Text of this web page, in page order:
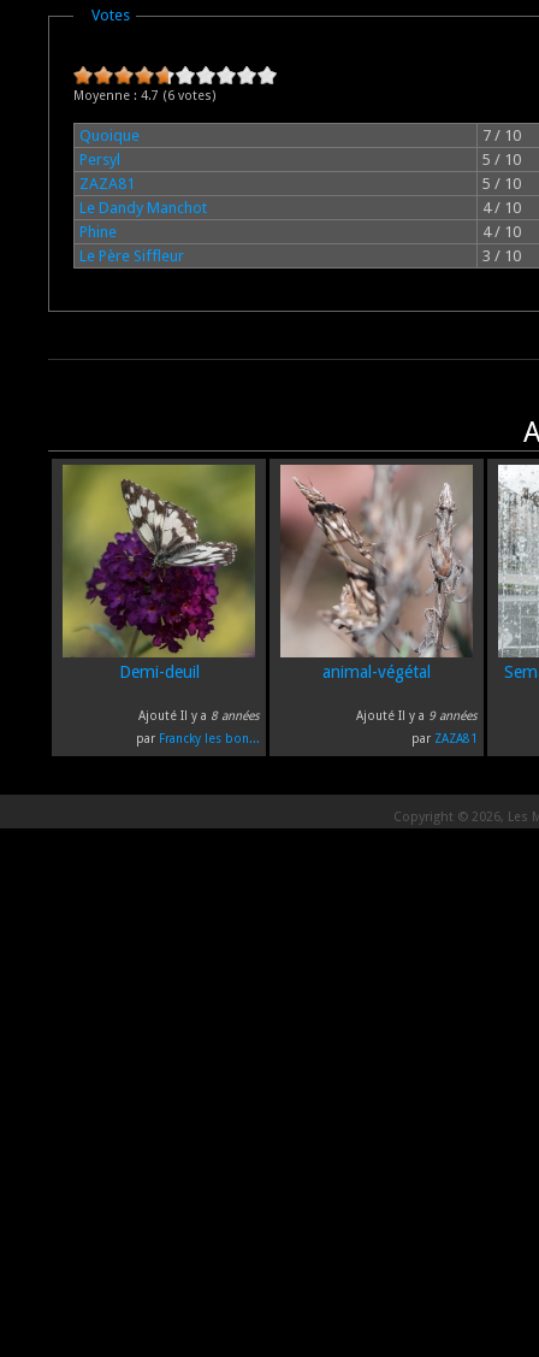
Masquer
Votes
Moyenne : 4.7 (6votes)
Quoique
7 / 10
Persyl
5 / 10
ZAZA81
5 / 10
Le Dandy Manchot
4 / 10
Phine
4 / 10
Le Père Siffleur
3 / 10
Demi-deuil
Ajouté Il y a 8 années
par Francky les bon...
animal-végétal
Ajouté Il y a 9 années
par ZAZA81
Copyright © 2026, Les